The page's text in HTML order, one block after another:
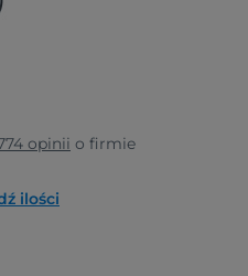
opinii o firmie
ilości